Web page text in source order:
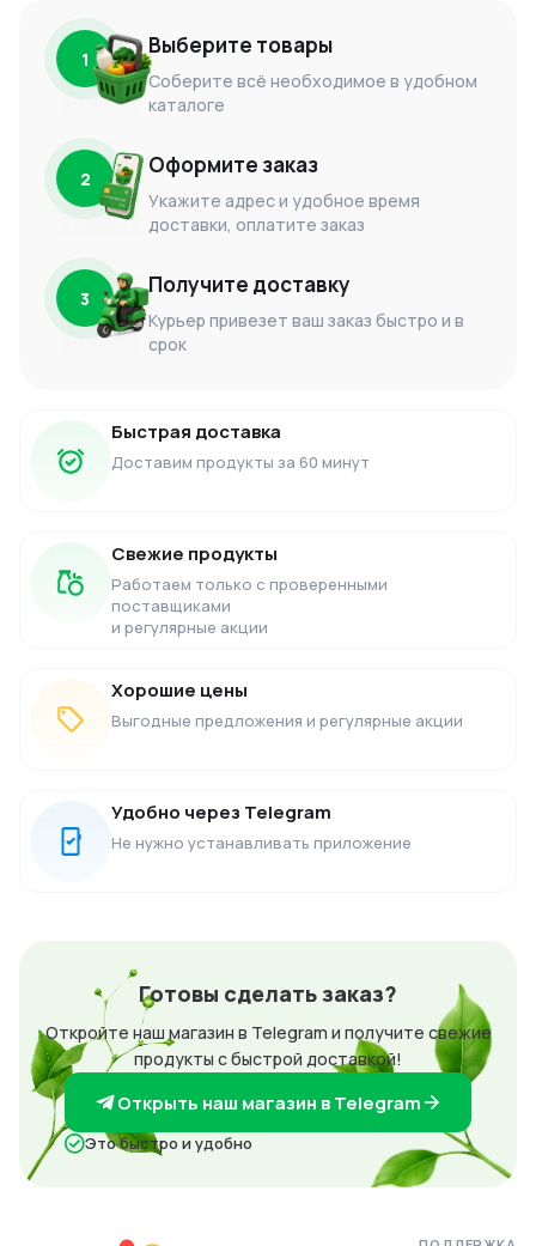
1 Выберите товары
Соберите всё необходимое в удобном
каталоге
2 Оформите заказ
Укажите адрес и удобное время
доставки, оплатите заказ
3 Получите доставку
Курьер привезет ваш заказ быстро и в
срок
Быстрая доставка
Доставим продукты за 60 минут
Свежие продукты
Работаем только с проверенными
поставщиками
и регулярные акции
Хорошие цены
Выгодные предложения и регулярные акции
Удобно через Telegram
Не нужно устанавливать приложение
Готовы сделать заказ?
Откройте наш магазин в Telegram и получите свежие
продукты с быстрой доставкой!
Открыть наш магазин в Telegram
Это быстро и удобно